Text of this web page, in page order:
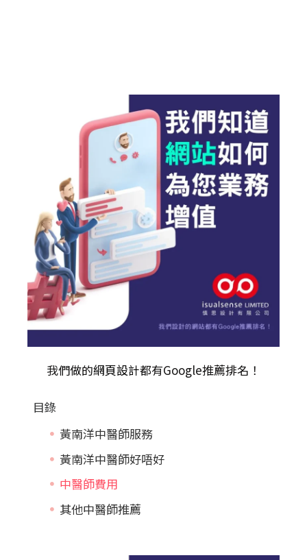
我們做的網頁設計都有Google推薦排名！
目錄
黃南洋中醫師服務
黃南洋中醫師好唔好
中醫師費用
其他中醫師推薦